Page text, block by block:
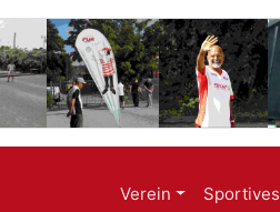
Verein Sportives